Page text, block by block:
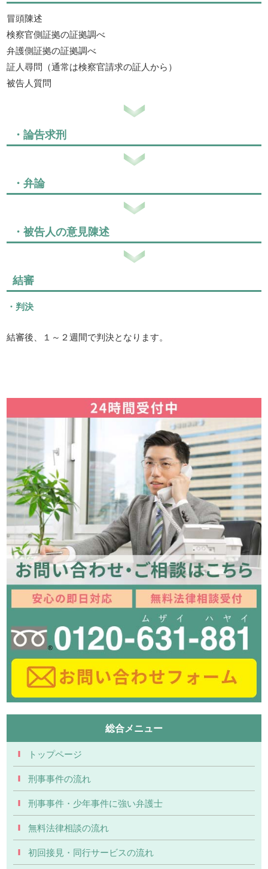
冒頭陳述
検察官側証拠の証拠調べ
弁護側証拠の証拠調べ
証人尋問（通常は検察官請求の証人から）
被告人質問
・論告求刑
・弁論
・被告人の意見陳述
結審
・判決
結審後、１～２週間で判決となります。
総合メニュー
トップページ
刑事事件の流れ
刑事事件・少年事件に強い弁護士
無料法律相談の流れ
初回接見・同行サービスの流れ